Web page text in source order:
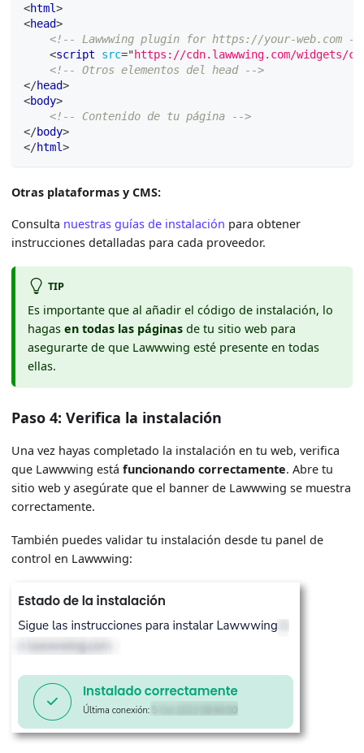
<html>
<head>
<!-- Lawwwing plugin for https://your-web.com --
<script src="https://cdn.lawwwing.com/
<!-- Otros elementos del head -->
</head>
<body>
<!-- Contenido de tu página -->
</body>
</html>
Otras plataformas y CMS:
Consulta nuestras guías de instalación para obtener
instrucciones detalladas para cada proveedor.
TIP
Es importante que al añadir el código de instalación, lo
hagas en todas las páginasde tu sitio web para
asegurarte de que Lawwwing esté presente en todas
ellas.
Paso 4: Verifica la instalación
Una vez hayas completado la instalación en tu web, verifica
que Lawwwing estáfuncionando correctamente. Abre tu
sitio web y asegúrate que el banner de Lawwwing se muestra
correctamente.
También puedes validar tu instalación desde tu panel de
control en Lawwwing: